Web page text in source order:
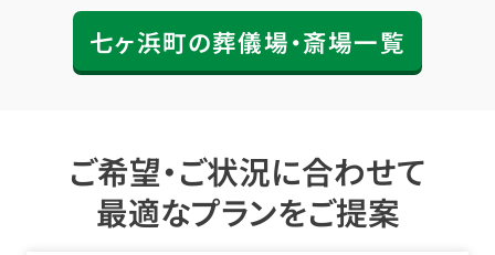
七ヶ浜町の葬儀場・斎場一覧
ご希望・ご状況に合わせて
最適なプランをご提案